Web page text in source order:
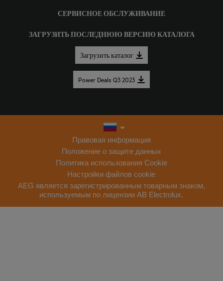
ЗАГРУЗИТЬ ПОСЛЕДНЮЮ ВЕРСИЮ КАТАЛОГА
Загрузить каталог
Power Deals Q3 2023
СЕРВИСНОЕ ОБСЛУЖИВАНИЕ
Правовая информация
Положение о защите данных
Политика использования Cookie
Настройки файлов cookie
AEG является зарегистрированным товарным знаком,
используемым по лицензии AB Electrolux.